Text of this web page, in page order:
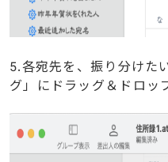
5.各宛先を、振り分けた
グ」にドラッグ＆ドロッ